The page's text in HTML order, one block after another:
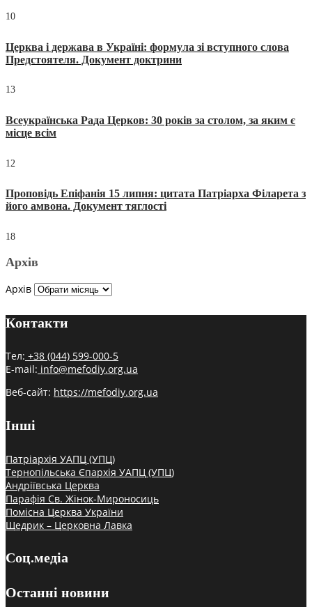
10
Церква і держава в Україні: формула зі вступного слова
Предстоятеля. Документ доктрини
13
Всеукраїнська Рада Церков: 30 років за столом, за яким є
місце всім
12
Проповідь Епіфанія 15 липня: цитата Патріарха Філарета з
його амвона. Документ тяглості
18
Архів
Архів
Контакти
Тел: +38 (044) 599-000-5
E-mail: info@mefodiy.org.ua
Веб-сайт: https://mefodiy.org.ua
Інші
Патріархія УАПЦ (УПЦ)
Тернопільська Єпархія УАПЦ (УПЦ)
Андріївська Церква
Парафія Св. Жінок-Мироносиць
Помісна Церква України
Щедрик – Церковна Лавка
Соц.медіа
Останні новини